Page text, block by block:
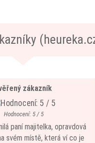
zákazník
Hodnocení: 5 / 5
paní majitelka, opravdová
svém místě, která ví co je